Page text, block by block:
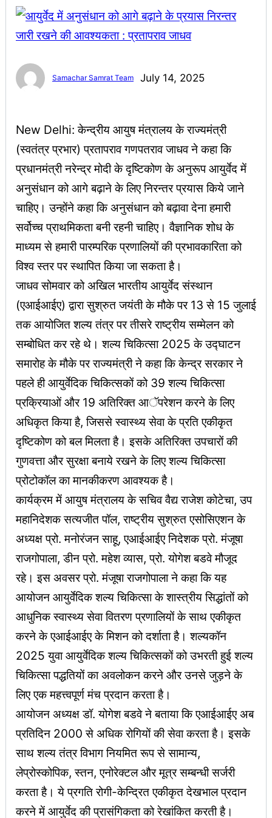
Samachar Samrat Team July 14, 2025
New Delhi: केन्द्रीय आयुष मंत्रालय के राज्यमंत्री
(स्वतंत्र प्रभार) प्रतापराव गणपतराव जाधव ने कहा कि
प्रधानमंत्री नरेन्द्र मोदी के दृष्टिकोण के अनुरूप आयुर्वेद में
अनुसंधान को आगे बढ़ाने के लिए निरन्तर प्रयास किये जाने
चाहिए। उन्होंने कहा कि अनुसंधान को बढ़ावा देना हमारी
सर्वोच्च प्राथमिकता बनी रहनी चाहिए। वैज्ञानिक शोध के
माध्यम से हमारी पारम्परिक प्रणालियों की प्रभावकारिता को
विश्व स्तर पर स्थापित किया जा सकता है।
जाधव सोमवार को अखिल भारतीय आयुर्वेद संस्थान
(एआईआईए) द्वारा सुश्रुत जयंती के मौके पर 13 से 15 जुलाई
तक आयोजित शल्य तंत्र पर तीसरे राष्ट्रीय सम्मेलन को
सम्बोधित कर रहे थे। शल्य चिकित्सा 2025 के उद्घाटन
समारोह के मौके पर राज्यमंत्री ने कहा कि केन्द्र सरकार ने
पहले ही आयुर्वेदिक चिकित्सकों को 39 शल्य चिकित्सा
प्रक्रियाओं और 19 अतिरिक्त आॅपरेशन करने के लिए
अधिकृत किया है, जिससे स्वास्थ्य सेवा के प्रति एकीकृत
दृष्टिकोण को बल मिलता है। इसके अतिरिक्त उपचारों की
गुणवत्ता और सुरक्षा बनाये रखने के लिए शल्य चिकित्सा
प्रोटोकॉल का मानकीकरण आवश्यक है।
कार्यक्रम में आयुष मंत्रालय के सचिव वैद्य राजेश कोटेचा, उप
महानिदेशक सत्यजीत पॉल, राष्ट्रीय सुश्रुत एसोसिएशन के
अध्यक्ष प्रो. मनोरंजन साहू, एआईआईए निदेशक प्रो. मंजूषा
राजगोपाला, डीन प्रो. महेश व्यास, प्रो. योगेश बडवे मौजूद
रहे। इस अवसर प्रो. मंजूषा राजगोपाला ने कहा कि यह
आयोजन आयुर्वेदिक शल्य चिकित्सा के शास्त्रीय सिद्धांतों को
आधुनिक स्वास्थ्य सेवा वितरण प्रणालियों के साथ एकीकृत
करने के एआईआईए के मिशन को दर्शाता है। शल्यकॉन
2025 युवा आयुर्वेदिक शल्य चिकित्सकों को उभरती हुई शल्य
चिकित्सा पद्धतियों का अवलोकन करने और उनसे जुड़ने के
लिए एक महत्त्वपूर्ण मंच प्रदान करता है।
आयोजन अध्यक्ष डॉ. योगेश बडवे ने बताया कि एआईआईए अब
प्रतिदिन 2000 से अधिक रोगियों की सेवा करता है। इसके
साथ शल्य तंत्र विभाग नियमित रूप से सामान्य,
लेप्रोस्कोपिक, स्तन, एनोरेक्टल और मूत्र सम्बन्धी सर्जरी
करता है। ये प्रगति रोगी-केन्द्रित एकीकृत देखभाल प्रदान
करने में आयुर्वेद की प्रासंगिकता को रेखांकित करती है।